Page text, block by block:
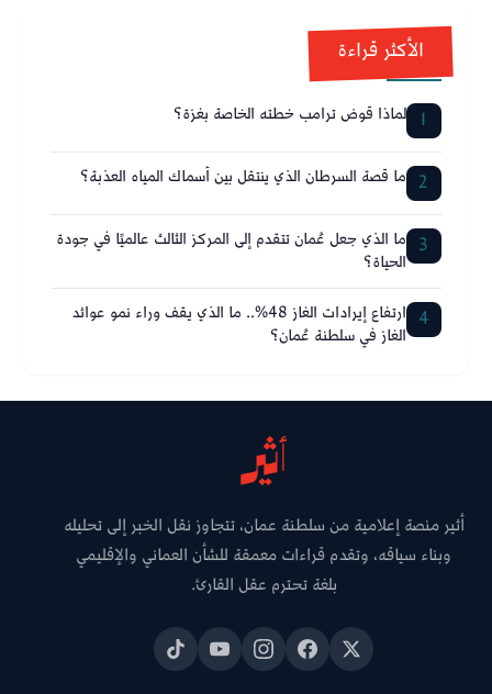
الأكثر قراءة
1 لماذا قوض ترامب خطته الخاصة بغزة؟
2 ما قصة السرطان الذي ينتقل بين أسماك المياه العذبة؟
3 ما الذي جعل عُمان تتقدم إلى المركز الثالث عالميًا في جودة
الحياة؟
4 ارتفاع إيرادات الغاز 48%.. ما الذي يقف وراء نمو عوائد
الغاز في سلطنة عُمان؟
أثير منصة إعلامية من سلطنة عمان، تتجاوز نقل الخبر إلى تحليله
وبناء سياقه، وتقدم قراءات معمقة للشأن العماني والإقليمي
بلغة تحترم عقل القارئ.